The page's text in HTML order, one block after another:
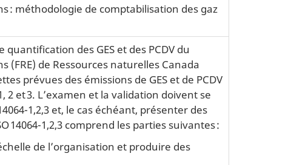
: méthodologie de comptabilisation des gaz
des GES et des PCDV du
de Ressources naturelles Canada
prévues des émissions de GES et de PCDV
et 3. L’examen et la validation doivent se
1,2,3 et, le cas échéant, présenter des
1,2,3 comprend les parties suivantes :
de l’organisation et produire des